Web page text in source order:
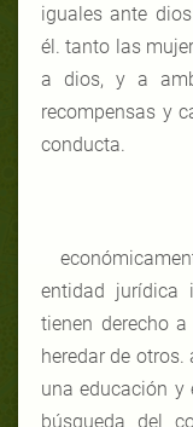
iguales ante dios
él. tanto las
a dios, y a
recompensas y
conducta.
entidad jurídica
tienen derecho
heredar de
una educación y
búsqueda del